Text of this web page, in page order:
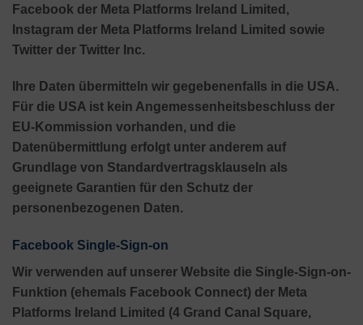
Facebook der Meta Platforms Ireland Limited,
Instagram der Meta Platforms Ireland Limited sowie
Twitter der Twitter Inc.
Ihre Daten übermitteln wir gegebenenfalls in die USA.
Für die USA ist kein Angemessenheitsbeschluss der
EU-Kommission vorhanden, und die
Datenübermittlung erfolgt unter anderem auf
Grundlage von Standardvertragsklauseln als
geeignete Garantien für den Schutz der
personenbezogenen Daten.
Facebook Single-Sign-on
Wir verwenden auf unserer Website die Single-Sign-on-
Funktion (ehemals Facebook Connect) der Meta
Platforms Ireland Limited (4 Grand Canal Square,